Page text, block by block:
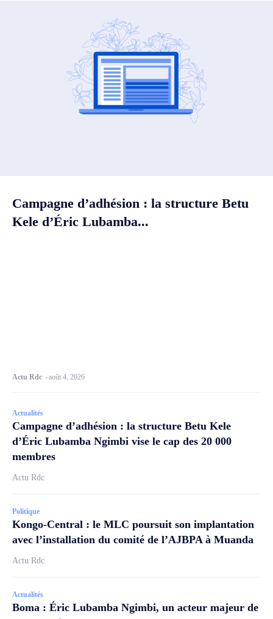
Campagne d’adhésion : la structure Betu
Kele d’Éric Lubamba...
Actu Rdc -août 4, 2026
Actualités
Campagne d’adhésion : la structure Betu Kele
d’Éric Lubamba Ngimbi vise le cap des 20 000
membres
Actu Rdc
Politique
Kongo-Central : le MLC poursuit son implantation
avec l’installation du comité de l’AJBPA à Muanda
Actu Rdc
Actualités
Boma : Éric Lubamba Ngimbi, un acteur majeur de